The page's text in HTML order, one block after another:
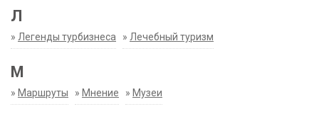
Л
» Легенды турбизнеса » Лечебный туризм
М
» Маршруты » Мнение » Музеи